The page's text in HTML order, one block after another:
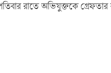
রাতে অভিযুক্তকে গ্রেফতার